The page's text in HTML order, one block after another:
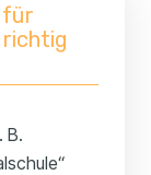
für
richtig
B.